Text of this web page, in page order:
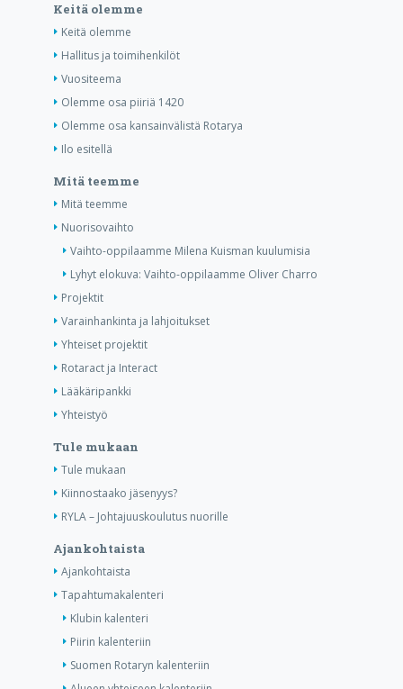
Keitä olemme
Keitä olemme
Hallitus ja toimihenkilöt
Vuositeema
Olemme osa piiriä 1420
Olemme osa kansainvälistä Rotarya
Ilo esitellä
Mitä teemme
Mitä teemme
Nuorisovaihto
Vaihto-oppilaamme Milena Kuisman kuulumisia
Lyhyt elokuva: Vaihto-oppilaamme Oliver Charro
Projektit
Varainhankinta ja lahjoitukset
Yhteiset projektit
Rotaract ja Interact
Lääkäripankki
Yhteistyö
Tule mukaan
Tule mukaan
Kiinnostaako jäsenyys?
RYLA – Johtajuuskoulutus nuorille
Ajankohtaista
Ajankohtaista
Tapahtumakalenteri
Klubin kalenteri
Piirin kalenteriin
Suomen Rotaryn kalenteriin